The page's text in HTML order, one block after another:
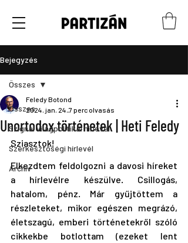
Bejegyzés
Összes
Szignál világpolitikai hírlevél
Szerkesztőségi hírlevél
Archív
Összes
Unortodox történetek | Heti Feledy
Feledy Botond
2024. jan. 24. 7 perc olvasás
Sziasztok!
Elkezdtem feldolgozni a davosi híreket
a hírlevélre készülve. Csillogás,
hatalom, pénz. Már gyűjtöttem a
részleteket, mikor egészen megrázó,
életszagú, emberi történetekről szóló
cikkekbe botlottam (ezeket lent